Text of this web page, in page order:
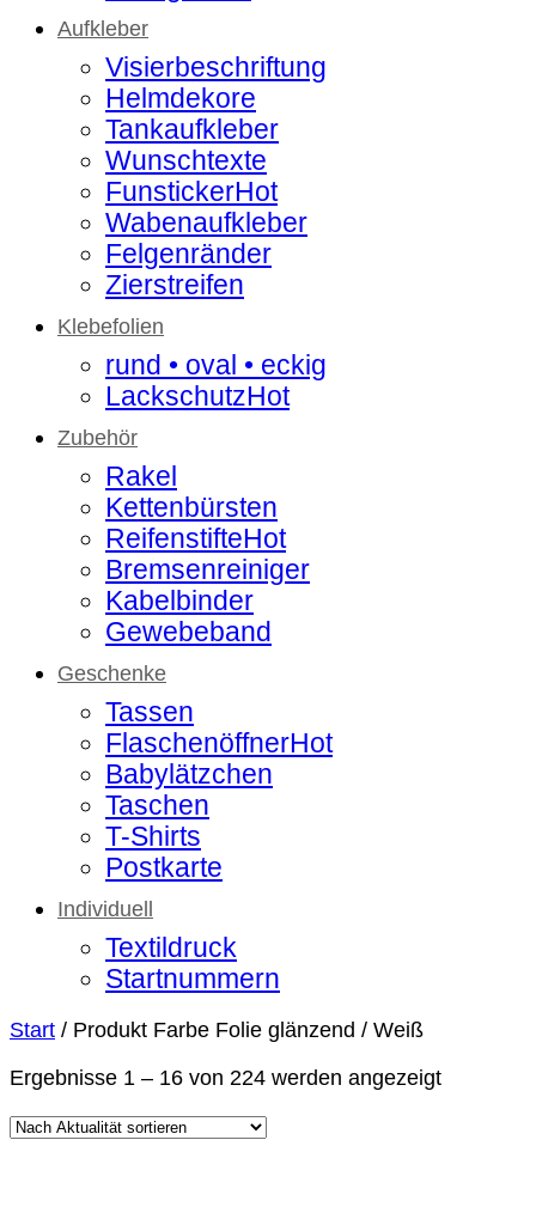
Aufkleber
Visierbeschriftung
Helmdekore
Tankaufkleber
Wunschtexte
Funsticker
Wabenaufkleber
Felgenränder
Zierstreifen
Klebefolien
rund • oval • eckig
Lackschutz
Zubehör
Rakel
Kettenbürsten
Reifenstifte
Bremsenreiniger
Kabelbinder
Gewebeband
Geschenke
Tassen
Flaschenöffner
Babylätzchen
Taschen
T-Shirts
Postkarte
Individuell
Textildruck
Startnummern
Start / Produkt Farbe Folie glänzend / Weiß
Ergebnisse 1 – 16 von 224 werden angezeigtNach